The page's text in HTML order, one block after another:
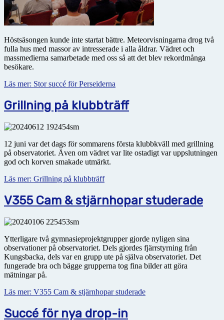
Höstsäsongen kunde inte startat bättre. Meteorvisningarna drog två
fulla hus med massor av intresserade i alla åldrar. Vädret och
massmedierna samarbetade med oss så att det blev rekordmånga
besökare.
Läs mer: Stor succé för Perseiderna
Grillning på klubbträff
12 juni var det dags för sommarens första klubbkväll med grillning
på observatoriet. Även om vädret var lite ostadigt var uppslutningen
god och korven smakade utmärkt.
Läs mer: Grillning på klubbträff
V355 Cam & stjärnhopar studerade
Ytterligare två gymnasieprojektgrupper gjorde nyligen sina
observationer på observatoriet. Dels gjordes fjärrstyrning från
Kungsbacka, dels var en grupp ute på själva observatoriet. Det
fungerade bra och bägge grupperna tog fina bilder att göra
mätningar på.
Läs mer: V355 Cam & stjärnhopar studerade
Succé för nya drop-in